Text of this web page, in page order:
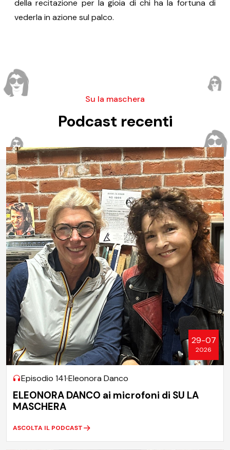
della recitazione per la gioia di chi ha la fortuna di
vederla in azione sul palco.
Su la maschera
Podcast recenti
29-07
2026
Episodio 141 Eleonora Danco
ELEONORA DANCO ai microfoni di SU LA
MASCHERA
ASCOLTA IL PODCAST